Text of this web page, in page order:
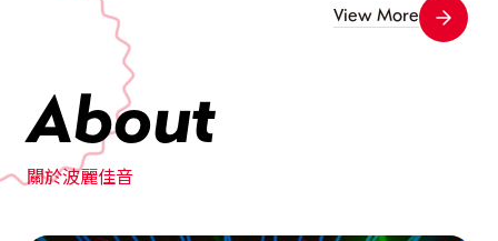
View More
About
關於波麗佳音